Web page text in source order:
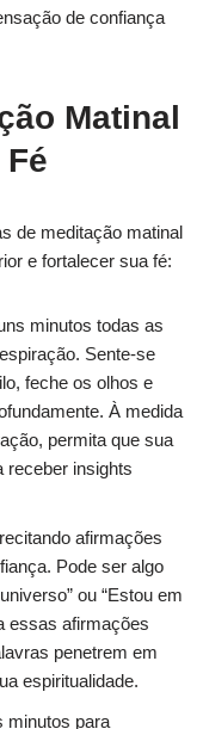
de confiança
Matinal
de meditação matinal
e fortalecer sua fé:
minutos todas as
Sente-se
feche os olhos e
À medida
permita que sua
receber insights
afirmações
Pode ser algo
ou “Estou em
essas afirmações
penetrem em
espiritualidade.
minutos para